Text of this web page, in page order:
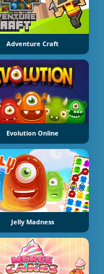
Adventure Craft
Evolution Online
Jelly Madness